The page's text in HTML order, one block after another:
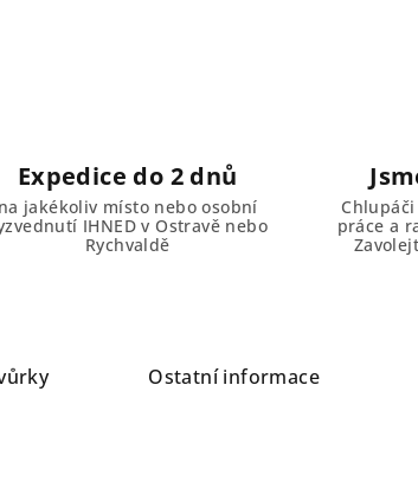
Expedice do 2 dnů
na jakékoliv místo nebo osobní
IHNED v Ostravě nebo
Rychvaldě
práce a
Ostatní informace